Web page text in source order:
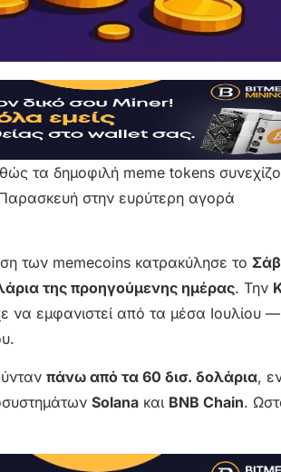
τα δημοφιλή meme tokens
στην ευρύτερη αγορά
των memecoins κατρακύλησε το
της προηγούμενης ημέρας. Την
να εμφανιστεί από τα μέσα Ιουλίου
πάνω από τα 60 δισ. δολάρια,
Solana και BNB Chain.